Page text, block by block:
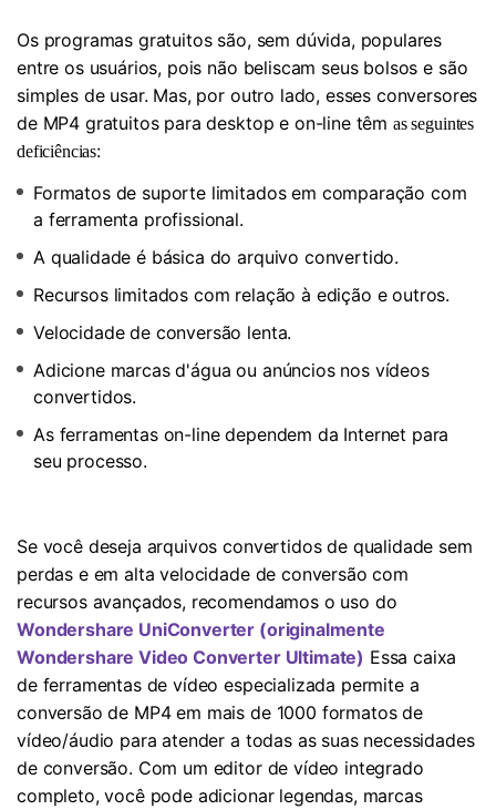
Os programas gratuitos são, sem dúvida, populares
entre os usuários, pois não beliscam seus bolsos e são
simples de usar. Mas, por outro lado, esses conversores
de MP4 gratuitos para desktop e on-line têm as seguintes
deficiências:
Formatos de suporte limitados em comparação com
a ferramenta profissional.
A qualidade é básica do arquivo convertido.
Recursos limitados com relação à edição e outros.
Velocidade de conversão lenta.
Adicione marcas d'água ou anúncios nos vídeos
convertidos.
As ferramentas on-line dependem da Internet para
seu processo.
Se você deseja arquivos convertidos de qualidade sem
perdas e em alta velocidade de conversão com
recursos avançados, recomendamos o uso do
Wondershare UniConverter (originalmente
Wondershare Video Converter Ultimate) Essa caixa
de ferramentas de vídeo especializada permite a
conversão de MP4 em mais de 1000 formatos de
vídeo/áudio para atender a todas as suas necessidades
de conversão. Com um editor de vídeo integrado
completo, você pode adicionar legendas, marcas